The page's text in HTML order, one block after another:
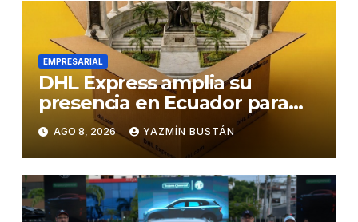
EMPRESARIAL
DHL Express amplia su
presencia en Ecuador para
responder al crecimiento de
las exportaciones
AGO 8, 2026 YAZMÍN BUSTÁN